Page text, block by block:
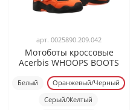
арт. 0025890.209.042
Мотоботы кроссовые
Acerbis WHOOPS BOOTS
Белый
Оранжевый/Черный
Серый/Желтый